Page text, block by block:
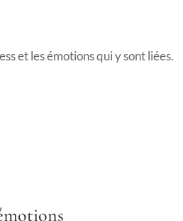
et les émotions qui y sont liées.